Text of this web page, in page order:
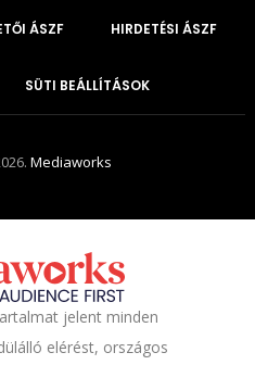
ÁSZF HIRDETÉSI ÁSZF
SÜTI BEÁLLÍTÁSOK
Mediaworks
jelent minden
elérést, országos